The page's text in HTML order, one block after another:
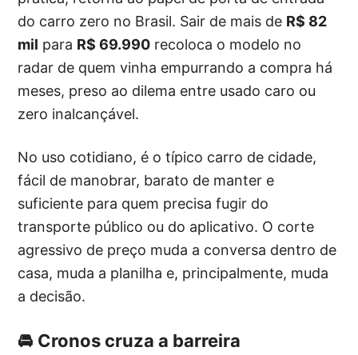
do carro zero no Brasil. Sair de mais de R$ 82
mil para R$ 69.990 recoloca o modelo no
radar de quem vinha empurrando a compra há
meses, preso ao dilema entre usado caro ou
zero inalcançável.
No uso cotidiano, é o típico carro de cidade,
fácil de manobrar, barato de manter e
suficiente para quem precisa fugir do
transporte público ou do aplicativo. O corte
agressivo de preço muda a conversa dentro de
casa, muda a planilha e, principalmente, muda
a decisão.
🚘 Cronos cruza a barreira